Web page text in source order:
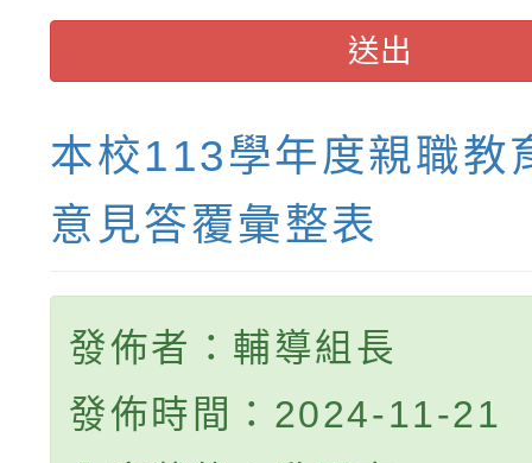
送出
本校113學年度親職教
意見答覆彙整表
發佈者：輔導組長
發佈時間：2024-11-21